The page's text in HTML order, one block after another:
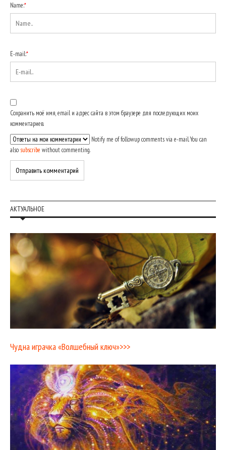
Name:*
E-mail:*
Сохранить моё имя, email и адрес сайта в этом браузере для последующих моих
комментариев.
Notify me of followup comments via e-mail. You can
also subscribe without commenting.
АКТУАЛЬНОЕ
Чудна играчка «Волшебный ключ»>>>